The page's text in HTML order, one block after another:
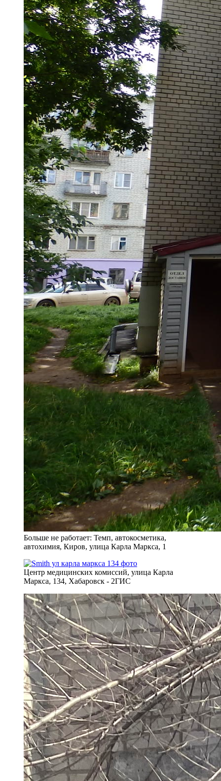
Больше не работает: Темп, автокосметика,
автохимия, Киров, улица Карла Маркса, 1
Центр медицинских комиссий, улица Карла
Маркса, 134, Хабаровск - 2ГИС